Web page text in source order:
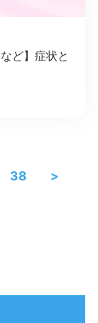
ど】症状と
38 >